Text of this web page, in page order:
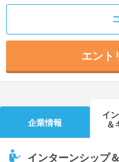
エント
企業情報
イ
＆
インターンシップ